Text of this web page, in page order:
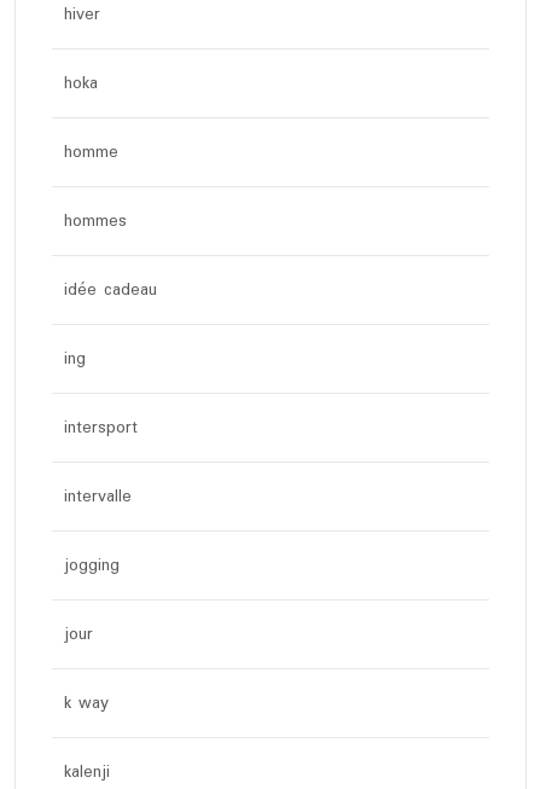
hiver
hoka
homme
hommes
idée cadeau
ing
intersport
intervalle
jogging
jour
k way
kalenji